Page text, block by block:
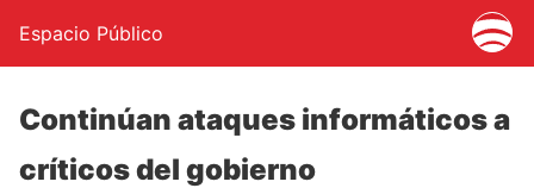
Espacio Público
Continúan ataques informáticos a
críticos del gobierno